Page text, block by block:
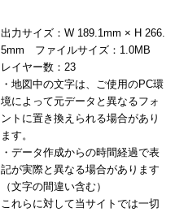
出力サイズ：W 189.1mm × H 266.
5mm ファイルサイズ：1.0MB
レイヤー数：23
・地図中の文字は、ご使用のPC環
境によって元データと異なるフォ
ントに置き換えられる場合があり
ます。
・データ作成からの時間経過で表
記が実際と異なる場合があります
（文字の間違い含む）
これらに対して当サイトでは一切